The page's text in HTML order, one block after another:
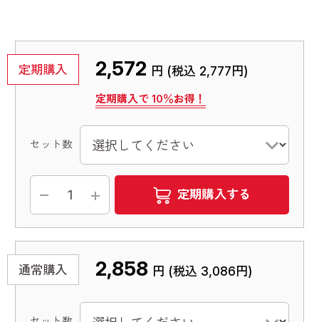
定期購入 2,572 円 (税込 2,777円)
定期購入で10％お得！
セット数
定期購入する
通常購入 2,858 円 (税込 3,086円)